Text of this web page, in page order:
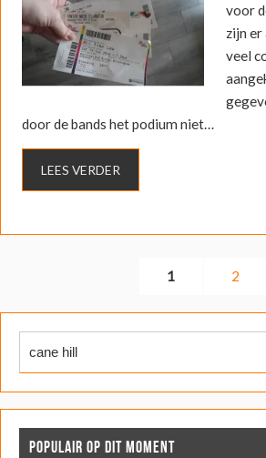
voor
zijn
veel
door de bands het podium niet…
LEES VERDER
1 2
POPULAIR OP DIT MOMENT